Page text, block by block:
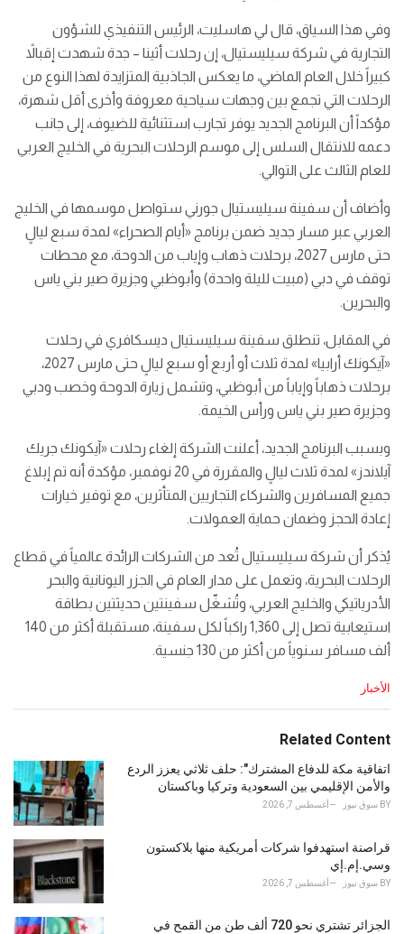
وفي هذا السياق، قال لي هاسليت، الرئيس التنفيذي للشؤون
التجارية في شركة سيليستيال، إن رحلات أثينا – جدة شهدت إقبالاً
كبيراً خلال العام الماضي، ما يعكس الجاذبية المتزايدة لهذا النوع من
الرحلات التي تجمع بين وجهات سياحية معروفة وأخرى أقل شهرة،
مؤكداً أن البرنامج الجديد يوفر تجارب استثنائية للضيوف، إلى جانب
دعمه للانتقال السلس إلى موسم الرحلات البحرية في الخليج العربي
للعام الثالث على التوالي.
وأضاف أن سفينة سيليستيال جورني ستواصل موسمها في الخليج
العربي عبر مسار جديد ضمن برنامج «أيام الصحراء» لمدة سبع ليالٍ
حتى مارس 2027، برحلات ذهاب وإياب من الدوحة، مع محطات
توقف في دبي (مبيت لليلة واحدة) وأبوظبي وجزيرة صير بني ياس
والبحرين.
في المقابل، تنطلق سفينة سيليستيال ديسكافري في رحلات
«آيكونك أرابيا» لمدة ثلاث أو أربع أو سبع ليالٍ حتى مارس 2027،
برحلات ذهاباً وإياباً من أبوظبي، وتشمل زيارة الدوحة وخصب ودبي
وجزيرة صير بني ياس ورأس الخيمة.
وبسبب البرنامج الجديد، أعلنت الشركة إلغاء رحلات «آيكونك جريك
آيلاندز» لمدة ثلاث ليالٍ والمقررة في 20 نوفمبر، مؤكدة أنه تم إبلاغ
جميع المسافرين والشركاء التجاريين المتأثرين، مع توفير خيارات
إعادة الحجز وضمان حماية العمولات.
يُذكر أن شركة سيليستيال تُعد من الشركات الرائدة عالمياً في قطاع
الرحلات البحرية، وتعمل على مدار العام في الجزر اليونانية والبحر
الأدرياتيكي والخليج العربي، وتُشغّل سفينتين حديثتين بطاقة
استيعابية تصل إلى 1,360 راكباً لكل سفينة، مستقبلة أكثر من 140
ألف مسافر سنوياً من أكثر من 130 جنسية.
C
e
o
r
i
:
الأخبار
Related Content
اتفاقية مكة للدفاع المشترك": حلف ثلاثي يعزز الردع
والأمن الإقليمي بين السعودية وتركيا وباكستان
BY سوق نيوز أغسطس 7, 2026
قراصنة استهدفوا شركات أمريكية منها بلاكستون
وسي.إم.إي
BY سوق نيوز أغسطس 7, 2026
الجزائر تشتري نحو 720 ألف طن من القمح في